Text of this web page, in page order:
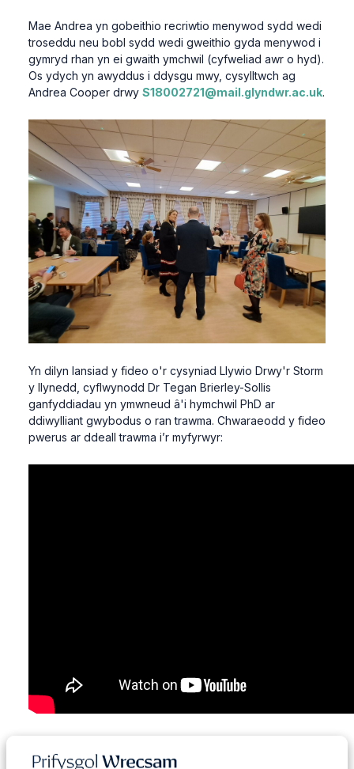
Mae Andrea yn gobeithio recriwtio menywod sydd wedi
troseddu neu bobl sydd wedi gweithio gyda menywod i
gymryd rhan yn ei gwaith ymchwil (cyfweliad awr o hyd).
Os ydych yn awyddus i ddysgu mwy, cysylltwch ag
Andrea Cooper drwy S18002721@mail.glyndwr.ac.uk.
Yn dilyn lansiad y fideo o'r cysyniad Llywio Drwy'r Storm
y llynedd, cyflwynodd Dr Tegan Brierley-Sollis
ganfyddiadau yn ymwneud â'i hymchwil PhD ar
ddiwylliant gwybodus o ran trawma. Chwaraeodd y fideo
pwerus ar ddeall trawma i’r myfyrwyr:
rhyngweithio yn ystod yr awr ginio a chysylltiadau